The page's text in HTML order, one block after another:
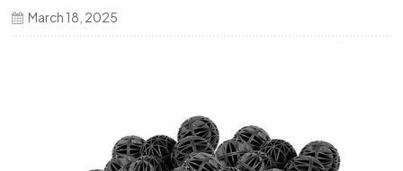
March 18, 2025